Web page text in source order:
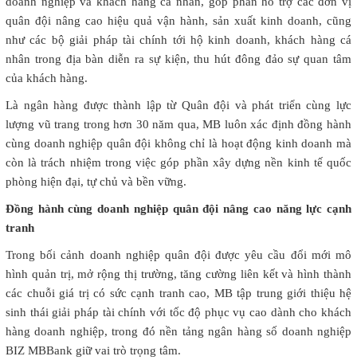
quân đội nâng cao hiệu quả vận hành, sản xuất kinh doanh, cũng
như các bộ giải pháp tài chính tới hộ kinh doanh, khách hàng cá
nhân trong địa bàn diễn ra sự kiện, thu hút đông đảo sự quan tâm
của khách hàng.
Là ngân hàng được thành lập từ Quân đội và phát triển cùng lực
lượng vũ trang trong hơn 30 năm qua, MB luôn xác định đồng hành
cùng doanh nghiệp quân đội không chỉ là hoạt động kinh doanh mà
còn là trách nhiệm trong việc góp phần xây dựng nền kinh tế quốc
phòng hiện đại, tự chủ và bền vững.
Đồng hành cùng doanh nghiệp quân đội nâng cao năng lực cạnh
tranh
Trong bối cảnh doanh nghiệp quân đội được yêu cầu đổi mới mô
hình quản trị, mở rộng thị trường, tăng cường liên kết và hình thành
các chuỗi giá trị có sức cạnh tranh cao, MB tập trung giới thiệu hệ
sinh thái giải pháp tài chính với tốc độ phục vụ cao dành cho khách
hàng doanh nghiệp, trong đó nền tảng ngân hàng số doanh nghiệp
BIZ MBBank giữ vai trò trọng tâm.